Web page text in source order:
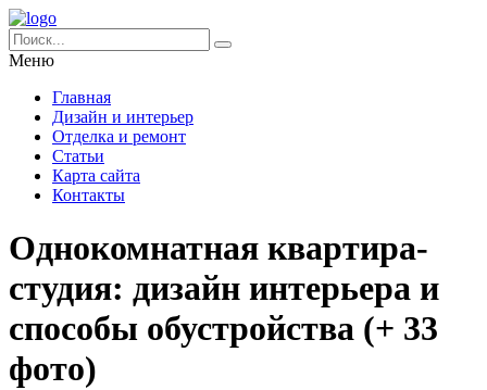
Меню
Главная
Дизайн и интерьер
Отделка и ремонт
Статьи
Карта сайта
Контакты
Однокомнатная квартира-
студия: дизайн интерьера и
способы обустройства (+ 33
фото)